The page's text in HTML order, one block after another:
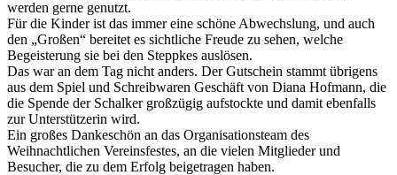
werden gerne genutzt.
Für die Kinder ist das immer eine schöne Abwechslung, und auch
den „Großen“ bereitet es sichtliche Freude zu sehen, welche
Begeisterung sie bei den Steppkes auslösen.
Das war an dem Tag nicht anders. Der Gutschein stammt übrigens
aus dem Spiel und Schreibwaren Geschäft von Diana Hofmann, die
die Spende der Schalker großzügig aufstockte und damit ebenfalls
zur Unterstützerin wird.
Ein großes Dankeschön an das Organisationsteam des
Weihnachtlichen Vereinsfestes, an die vielen Mitglieder und
Besucher, die zu dem Erfolg beigetragen haben.